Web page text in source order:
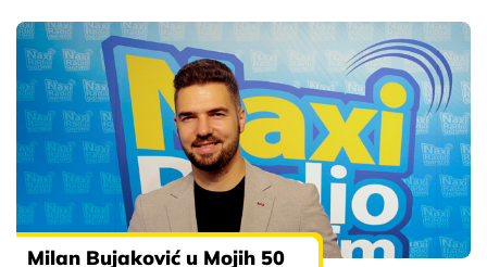
Milan Bujaković u Mojih 50